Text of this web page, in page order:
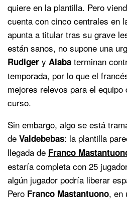
quiere en la plantilla. Pero
cuenta con cinco centrales en
apunta a titular tras su grave
están sanos, no supone una
Rudiger y Alaba terminan
temporada, por lo que el
mejores relevos para el
curso.
Sin embargo, algo se está
de Valdebebas: la plantilla
llegada de Franco
estaría completa con 25
algún jugador podría liberar
Pero Franco Mastantuono, en